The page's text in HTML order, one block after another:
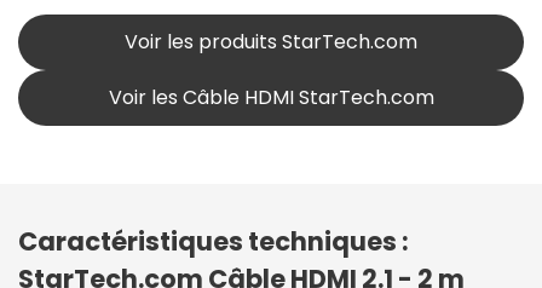
Voir les produits StarTech.com
Voir les Câble HDMI StarTech.com
Caractéristiques techniques :
StarTech.com Câble HDMI 2.1 - 2 m